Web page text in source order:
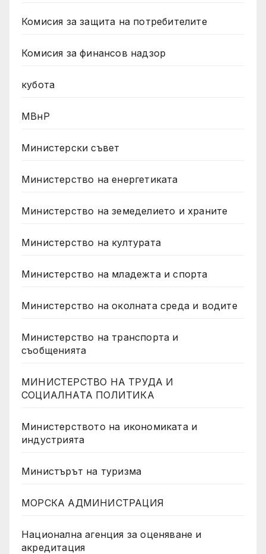
Комисия за защита на потребителите
Комисия за финансов надзор
кубота
МВнР
Министерски съвет
Министерство на енергетиката
Министерство на земеделието и храните
Министерство на културата
Министерство на младежта и спорта
Министерство на околната среда и водите
Министерство на транспорта и
съобщенията
МИНИСТЕРСТВО НА ТРУДА И
СОЦИАЛНАТА ПОЛИТИКА
Министерството на икономиката и
индустрията
Министърът на туризма
МОРСКА АДМИНИСТРАЦИЯ
Национална агенция за оценяване и
акредитация